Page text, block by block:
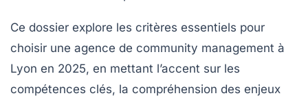
Ce dossier explore les critères essentiels pour
choisir une agence de community management à
Lyon en 2025, en mettant l’accent sur les
compétences clés, la compréhension des enjeux